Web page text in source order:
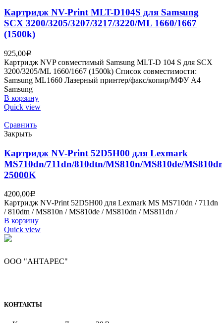
Картридж NV-Print MLT-D104S для Samsung
SCX 3200/3205/3207/3217/3220/ML 1660/1667
(1500k)
925,00Р
Картридж NVP совместимый Samsung MLT-D 104 S для SCX
3200/3205/ML 1660/1667 (1500k) Список совместимости:
Samsung ML1660 Лазерный принтер/факс/копир/МФУ A4
Samsung
В корзину
Quick view
Сравнить
Закрыть
Картридж NV-Print 52D5H00 для Lexmark
MS710dn/711dn/810dtn/MS810n/MS810de/
25000K
4200,00Р
Картридж NV-Print 52D5H00 для Lexmark MS MS710dn / 711dn
/ 810dtn / MS810n / MS810de / MS810dn / MS811dn /
В корзину
Quick view
ООО "АНТАРЕС"
КОНТАКТЫ